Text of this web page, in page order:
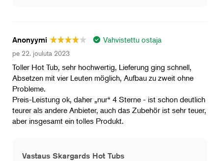
Anonyymi Vahvistettu ostaja
pe 22. jouluta 2023
Toller Hot Tub, sehr hochwertig, Lieferung ging schnell,
Absetzen mit vier Leuten möglich, Aufbau zu zweit ohne
Probleme.
Preis-Leistung ok, daher „nur“ 4 Sterne - ist schon deutlich
teurer als andere Anbieter, auch das Zubehör ist sehr teuer,
aber insgesamt ein tolles Produkt.
Vastaus Skargards Hot Tubs